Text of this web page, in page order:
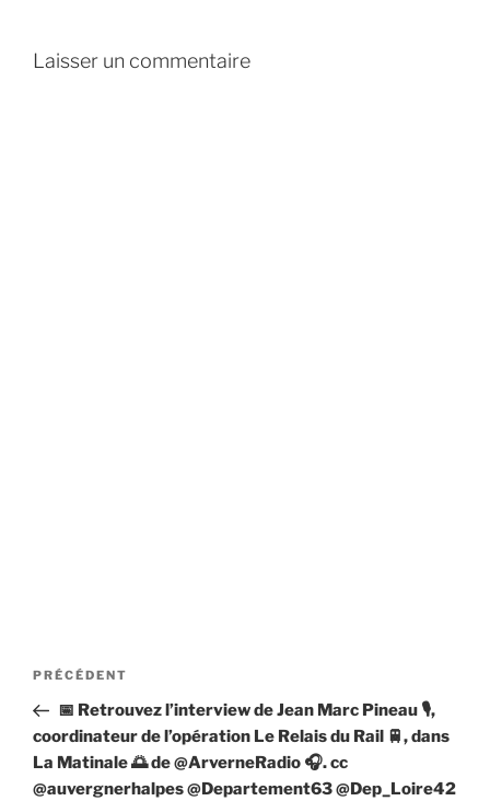
Laisser un commentaire
Navigation
l’article
Article
précédent
PRÉCÉDENT
📅 Retrouvez l’interview de Jean Marc Pineau 🎙️,
coordinateur de l’opération Le Relais du Rail 🚆, dans
La Matinale 🌅 de @ArverneRadio 🎧. cc
@auvergnerhalpes @Departement63 @Dep_Loire42